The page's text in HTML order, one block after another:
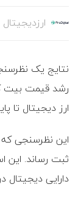
نتایج یک
ارز دیجیتال تا پایان سال ۲۰۲۵ از مرز ۱۵۰ هزار
ثبت رساند. این
دارایی